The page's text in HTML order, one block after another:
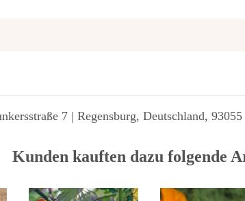
7 | Regensburg, Deutschland,
Kunden kauften dazu folgende